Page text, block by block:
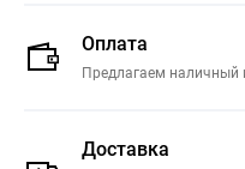
Оплата
Предлагаем наличный
Доставка